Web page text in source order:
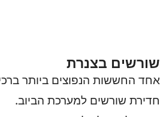
שורשים בצנרת
אחד החששות הנפוצים ביותר
חדירת שורשים למערכת הביוב.